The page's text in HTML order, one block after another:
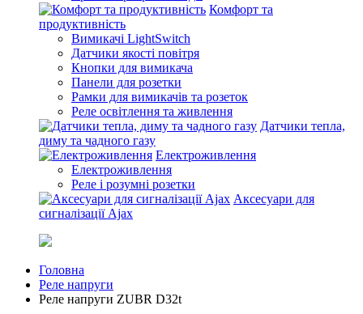
Комфорт та
продуктивність
Вимикачі LightSwitch
Датчики якості повітря
Кнопки для вимикача
Панели для розетки
Рамки для вимикачів та розеток
Реле освітлення та живлення
Датчики тепла,
диму та чадного газу
Електроживлення
Електроживлення
Реле і розумні розетки
Аксесуари для
сигналізації Ajax
Головна
Реле напруги
Реле напруги ZUBR D32t